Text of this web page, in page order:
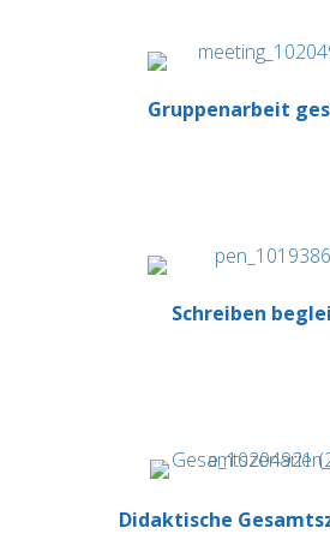
Gruppenarbeit
Schreiben
Didaktische